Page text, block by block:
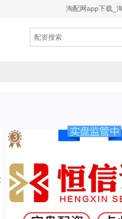
淘配网app下载_